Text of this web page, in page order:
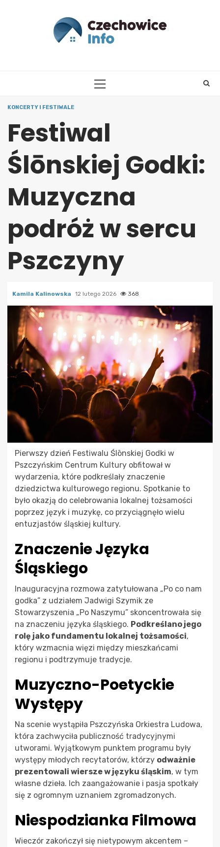
PRIMARY
KONCERTY I FESTIWALE
Festiwal
Ślōnskiej Godki:
Muzyczna
podróż w sercu
Pszczyny
Kamila Kalinowska 12 lutego 2026 368
Pierwszy dzień Festiwalu Ślōnskiej Godki w
Pszczyńskim Centrum Kultury obfitował w
wydarzenia, które podkreślały znaczenie
dziedzictwa kulturowego regionu. Spotkanie to
było okazją do celebrowania lokalnej tożsamości
poprzez język i muzykę, co przyciągnęło wielu
entuzjastów śląskiej kultury.
Znaczenie Języka
Śląskiego
Inauguracyjna rozmowa zatytułowana „Po co nam
godka” z udziałem Jadwigi Szymik ze
Stowarzyszenia „Po Naszymu” skoncentrowała się
na znaczeniu języka śląskiego. Podkreślano jego
rolę jako fundamentu lokalnej tożsamości,
który wzmacnia więzi między mieszkańcami
regionu i podtrzymuje tradycje.
Muzyczno-Poetyckie
Występy
Na scenie wystąpiła Pszczyńska Orkiestra Ludowa,
która zachwyciła publiczność tradycyjnymi
utworami. Wyjątkowym punktem programu były
występy młodych recytatorów, którzy odważnie
prezentowali wiersze w języku śląskim, w tym
własne dzieła. Ich zaangażowanie i pasja spotkały
się z ogromnym uznaniem zgromadzonych.
Niespodzianka Filmowa
Wieczór zakończył się nietypowym akcentem –